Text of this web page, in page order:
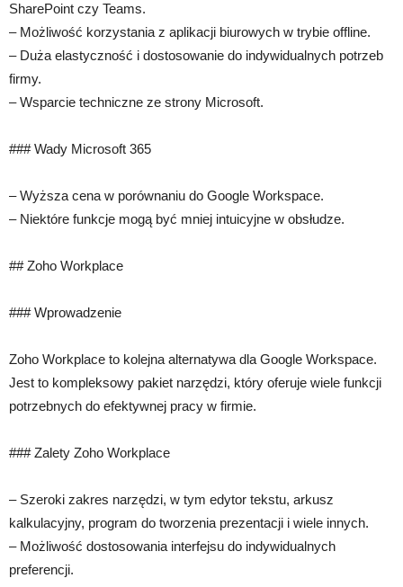
SharePoint czy Teams.
– Możliwość korzystania z aplikacji biurowych w trybie offline.
– Duża elastyczność i dostosowanie do indywidualnych potrzeb
firmy.
– Wsparcie techniczne ze strony Microsoft.
### Wady Microsoft 365
– Wyższa cena w porównaniu do Google Workspace.
– Niektóre funkcje mogą być mniej intuicyjne w obsłudze.
## Zoho Workplace
### Wprowadzenie
Zoho Workplace to kolejna alternatywa dla Google Workspace.
Jest to kompleksowy pakiet narzędzi, który oferuje wiele funkcji
potrzebnych do efektywnej pracy w firmie.
### Zalety Zoho Workplace
– Szeroki zakres narzędzi, w tym edytor tekstu, arkusz
kalkulacyjny, program do tworzenia prezentacji i wiele innych.
– Możliwość dostosowania interfejsu do indywidualnych
preferencji.